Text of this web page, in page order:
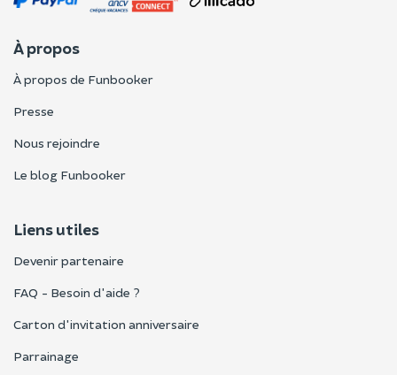
À propos
À propos de Funbooker
Presse
Nous rejoindre
Le blog Funbooker
Liens utiles
Devenir partenaire
FAQ - Besoin d'aide ?
Carton d'invitation anniversaire
Parrainage